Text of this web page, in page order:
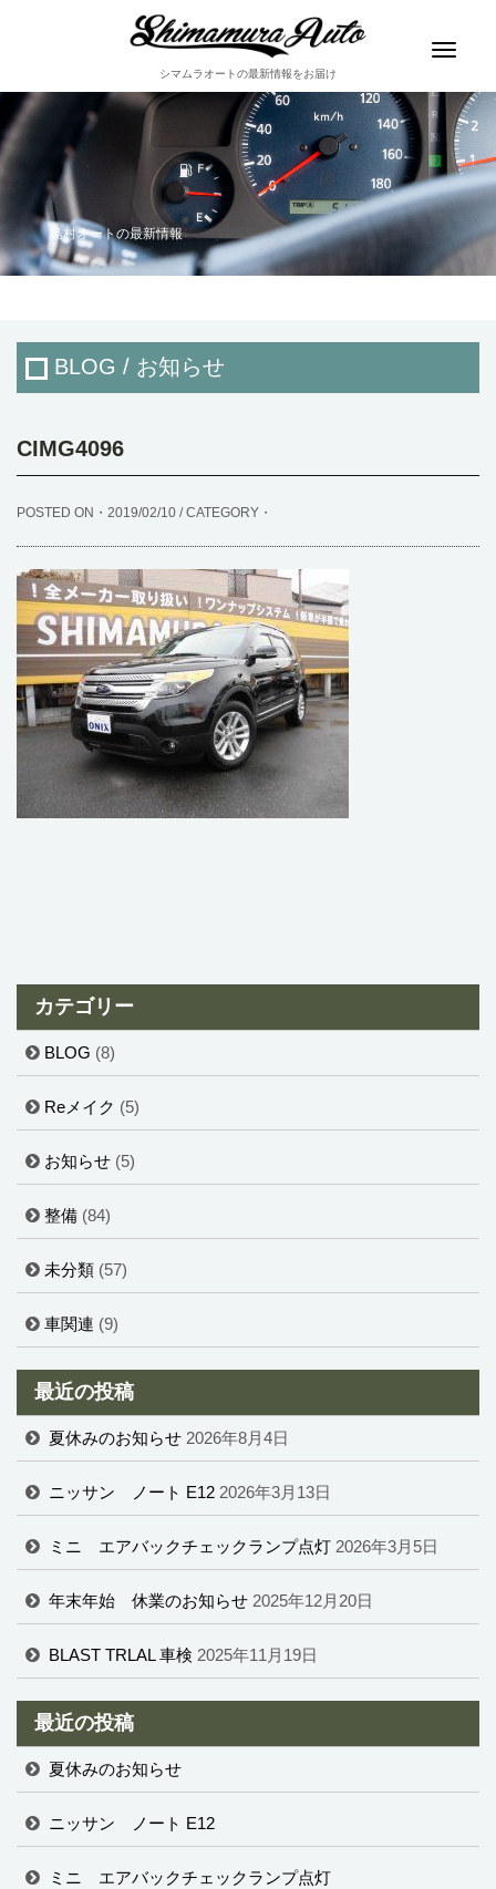
シマムラオートの最新情報をお届け
Toggle
島村オートの最新情報
BLOG / お知らせ
CIMG4096
POSTED ON・2019/02/10 / CATEGORY・
カテゴリー
BLOG (8)
Reメイク (5)
お知らせ (5)
整備 (84)
未分類 (57)
車関連 (9)
最近の投稿
夏休みのお知らせ 2026年8月4日
ニッサン ノート E12 2026年3月13日
ミニ エアバックチェックランプ点灯 2026年3月5日
年末年始 休業のお知らせ 2025年12月20日
BLAST TRLAL 車検 2025年11月19日
最近の投稿
夏休みのお知らせ
ニッサン ノート E12
ミニ エアバックチェックランプ点灯